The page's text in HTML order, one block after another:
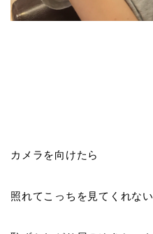
カメラを向けたら
照れてこっちを見てくれない